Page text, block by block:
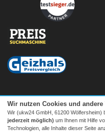
Wir nutzen Cookies und
Wir (ukw24 GmbH, 61200 Wölfersheim)
jederzeit möglich) um Ihnen mit Hilfe
Technologien, alle Inhalte dieser Seite